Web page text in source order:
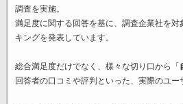
調査を実施。
満足度に関する回答を基に、調査企業社を対
キングを発表しています。
総合満足度だけでなく、様々な切り口から「
回答者の口コミや評判といった、実際のユー